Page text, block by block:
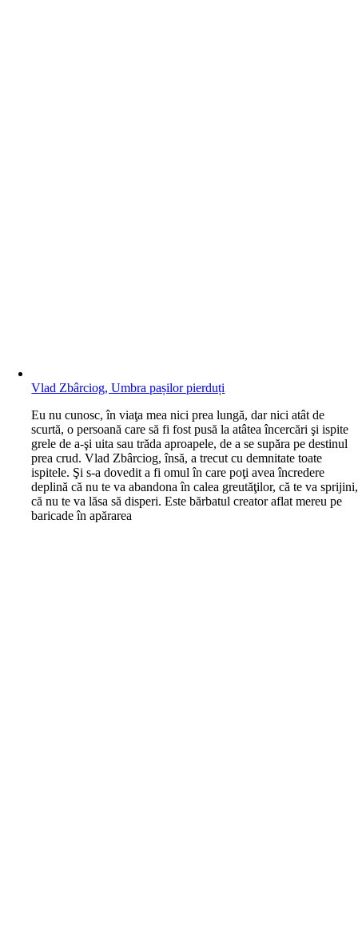
Vlad Zbârciog, Umbra pașilor pierduți
Eu nu cunosc, în viaţa mea nici prea lungă, dar nici atât de
scurtă, o persoană care să fi fost pusă la atâtea încercări şi ispite
grele de a-şi uita sau trăda aproapele, de a se supăra pe destinul
prea crud. Vlad Zbârciog, însă, a trecut cu demnitate toate
ispitele. Şi s-a dovedit a fi omul în care poţi avea încredere
deplină că nu te va abandona în calea greutăţilor, că te va sprijini,
că nu te va lăsa să disperi. Este bărbatul creator aflat mereu pe
baricade în apărarea